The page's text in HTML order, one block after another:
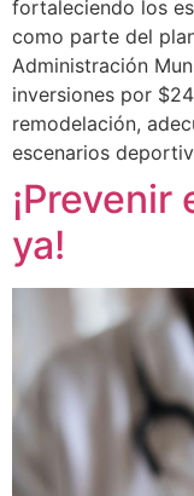
fortaleciendo los
como parte del
Administración
inversiones por
remodelación,
escenarios
ya!